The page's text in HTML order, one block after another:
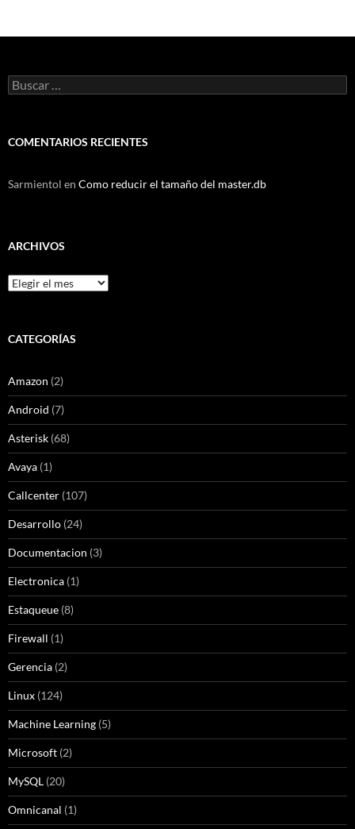
Buscar:
COMENTARIOS RECIENTES
Sarmientol en Como reducir el tamaño del master.db
ARCHIVOS
Archivos
CATEGORÍAS
Amazon (2)
Android (7)
Asterisk (68)
Avaya (1)
Callcenter (107)
Desarrollo (24)
Documentacion (3)
Electronica (1)
Estaqueue (8)
Firewall (1)
Gerencia (2)
Linux (124)
Machine Learning (5)
Microsoft (2)
MySQL (20)
Omnicanal (1)